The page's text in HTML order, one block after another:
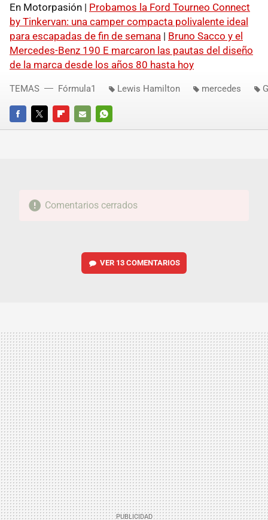
En Motorpasión | Probamos la Ford Tourneo Connect
by Tinkervan: una camper compacta polivalente ideal
para escapadas de fin de semana | Bruno Sacco y el
Mercedes-Benz 190 E marcaron las pautas del diseño
de la marca desde los años 80 hasta hoy
FACEBOOKTWITTERFLIPBOARD
E-
WHATSAPP
TEMAS Fórmula1 Lewis Hamilton mercedes
Comentarios cerrados
VER 13 COMENTARIOS